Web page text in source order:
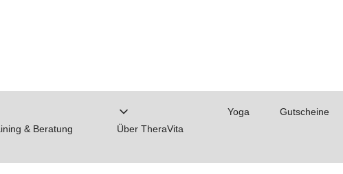
& Beratung Über TheraVita
Yoga Gutscheine